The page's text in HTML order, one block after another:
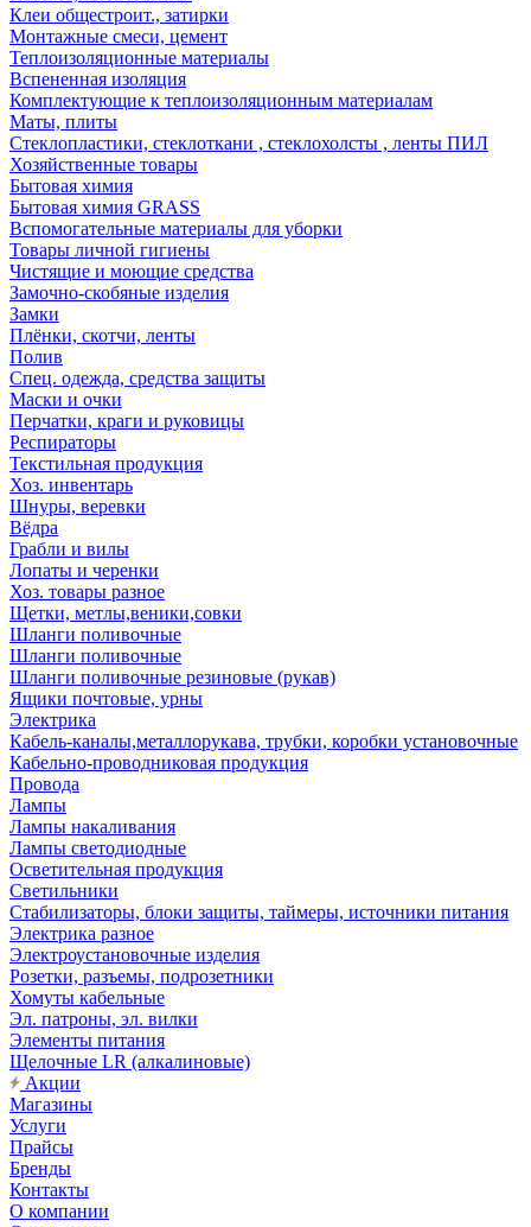
Клеи общестроит., затирки
Монтажные смеси, цемент
Теплоизоляционные материалы
Вспененная изоляция
Комплектующие к теплоизоляционным материалам
Маты, плиты
Стеклопластики, стеклоткани , стеклохолсты , ленты ПИЛ
Хозяйственные товары
Бытовая химия
Бытовая химия GRASS
Вспомогательные материалы для уборки
Товары личной гигиены
Чистящие и моющие средства
Замочно-скобяные изделия
Замки
Плёнки, скотчи, ленты
Полив
Спец. одежда, средства защиты
Маски и очки
Перчатки, краги и руковицы
Респираторы
Текстильная продукция
Хоз. инвентарь
Шнуры, веревки
Вёдра
Грабли и вилы
Лопаты и черенки
Хоз. товары разное
Щетки, метлы,веники,совки
Шланги поливочные
Шланги поливочные
Шланги поливочные резиновые (рукав)
Ящики почтовые, урны
Электрика
Кабель-каналы,металлорукава, трубки, коробки установочные
Кабельно-проводниковая продукция
Провода
Лампы
Лампы накаливания
Лампы светодиодные
Осветительная продукция
Светильники
Стабилизаторы, блоки защиты, таймеры, источники питания
Электрика разное
Электроустановочные изделия
Розетки, разъемы, подрозетники
Хомуты кабельные
Эл. патроны, эл. вилки
Элементы питания
Щелочные LR (алкалиновые)
Акции
Магазины
Услуги
Прайсы
Бренды
Контакты
О компании